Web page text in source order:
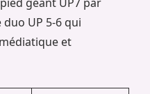
duo UP 5-6 qui
et